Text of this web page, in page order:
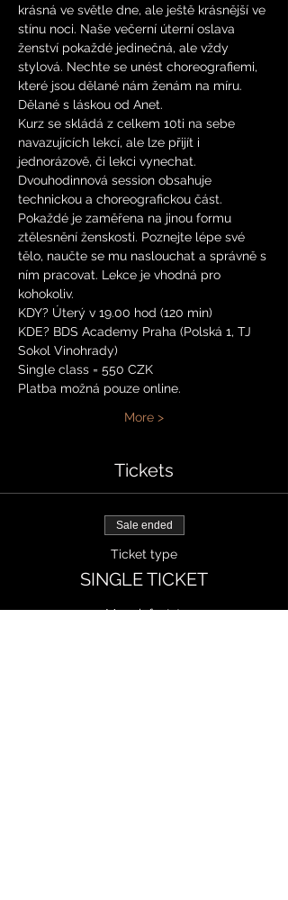
krásná ve světle dne, ale ještě krásnější ve
stínu noci. Naše večerní úterní oslava
ženství pokaždé jedinečná, ale vždy
stylová. Nechte se unést choreografiemi,
které jsou dělané nám ženám na míru.
Dělané s láskou od Anet.
Kurz se skládá z celkem 10ti na sebe
navazujících lekcí, ale lze přijít i
jednorázově, či lekci vynechat.
Dvouhodinnová session obsahuje
technickou a choreografickou část.
Pokaždé je zaměřena na jinou formu
ztělesnění ženskosti. Poznejte lépe své
tělo, naučte se mu naslouchat a správně s
ním pracovat. Lekce je vhodná pro
kohokoliv.
KDY? Úterý v 19.00 hod (120 min)
KDE? BDS Academy Praha (Polská 1, TJ
Sokol Vinohrady)
Single class = 550 CZK
Platba možná pouze online.
More >
Tickets
Sale ended
Ticket type
SINGLE TICKET
More info